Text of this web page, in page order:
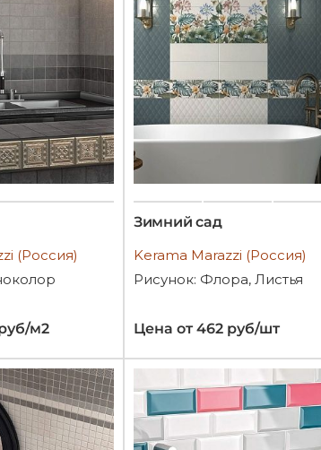
(Россия)
м2
Зимний сад
Kerama Marazzi (Россия)
Рисунок: Флора, Листья
Цена от 462 руб/шт